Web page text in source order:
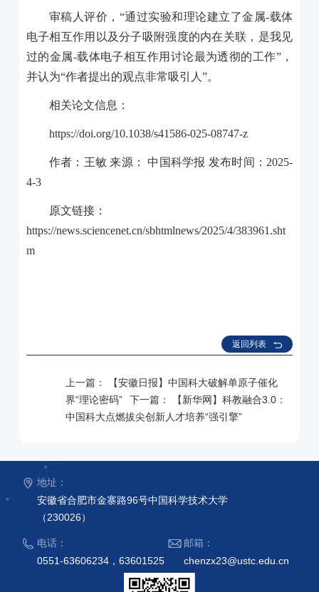
审稿人评价，“通过实验和理论建立了金属-载体
电子相互作用以及分子吸附强度的内在关联，是我见
过的金属-载体电子相互作用讨论最为透彻的工作”，
并认为“作者提出的观点非常吸引人”。
相关论文信息：
https://doi.org/10.1038/s41586-025-08747-z
作者：王敏 来源： 中国科学报 发布时间： 2025-
4-3
原文链接：
https://news.sciencenet.cn/sbhtmlnews/2025/4/383961.sht
m
返回列表
上一篇：
【安徽日报】中国科大破解单原子催化
界“理论密码”
下一篇：
【新华网】科教融合3.0：
中国科大点燃拔尖创新人才培养“强引擎”
地址：
安徽省合肥市金寨路96号中国科学技术大学
（230026）
电话：
0551-63606234，63601525
邮箱：
chenzx23@ustc.edu.cn